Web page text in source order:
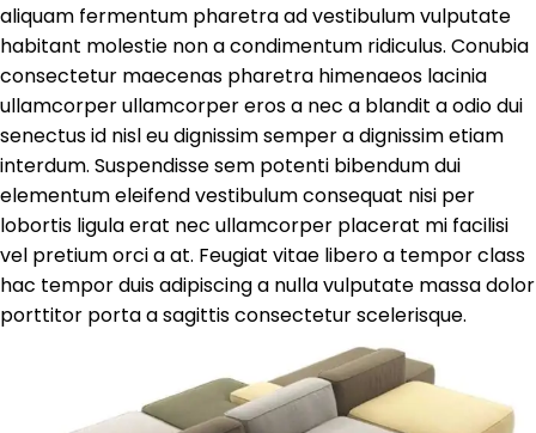
aliquam fermentum pharetra ad vestibulum vulputate
habitant molestie non a condimentum ridiculus. Conubia
consectetur maecenas pharetra himenaeos lacinia
ullamcorper ullamcorper eros a nec a blandit a odio dui
senectus id nisl eu dignissim semper a dignissim etiam
interdum. Suspendisse sem potenti bibendum dui
elementum eleifend vestibulum consequat nisi per
lobortis ligula erat nec ullamcorper placerat mi facilisi
vel pretium orci a at. Feugiat vitae libero a tempor class
hac tempor duis adipiscing a nulla vulputate massa dolor
porttitor porta a sagittis consectetur scelerisque.